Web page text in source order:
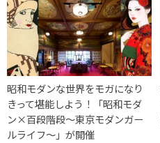
昭和モダンな世界をモガになり
きって堪能しよう！「昭和モダ
ン×百段階段～東京モダンガー
ルライフ～」が開催